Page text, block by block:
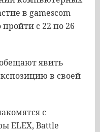
в gamescom
с 22 по 26
явить
в своей
с
ELEX, Battle